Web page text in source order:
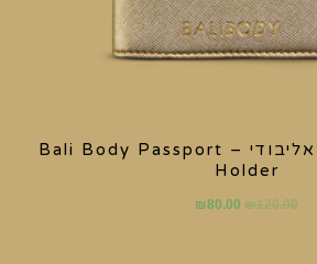
כיסוי פספורט באליבודי – Bali Body Passport
Holder
₪120.00
₪80.00